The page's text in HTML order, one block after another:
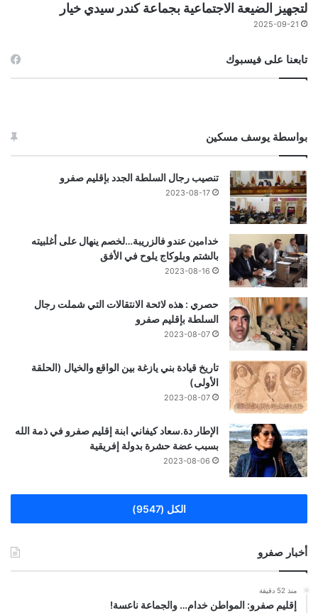
لتجهيز الضيعة الاجتماعية بجماعة كندر سيدي خيار
2025-09-21
تابعنا على فيسبوك
بواسطة يوسف مسكين
تنصيب رجال السلطة الجدد بإقليم صفرو
2023-08-17
خدامين عندو فالزريبة…لخصم ينهال على أغلبيته
بالشتم وبلوكاج يلوح في الأفق
2023-08-16
حصري : هذه لائحة الانتقالات التي شملت رجال
السلطة بإقليم صفرو
2023-08-07
تاريخ قيادة بني يازغة بين الواقع والخيال (الحلقة
الأولى)
2023-08-07
الإطار دة.سعاد كيفاني ابنة إقليم صفرو في ذمة الله
بسبب عضة حشرة بدولة إفريقية
2023-08-06
الكل (9547)
أخبار صفرو
منذ 52 دقيقة
إقليم صفرو: المواطن خدام… والجماعة ناعسة!